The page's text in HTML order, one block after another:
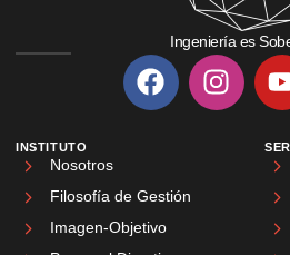
Ingeniería es
INSTITUTO
Nosotros
Filosofía de Gestión
Imagen-Objetivo